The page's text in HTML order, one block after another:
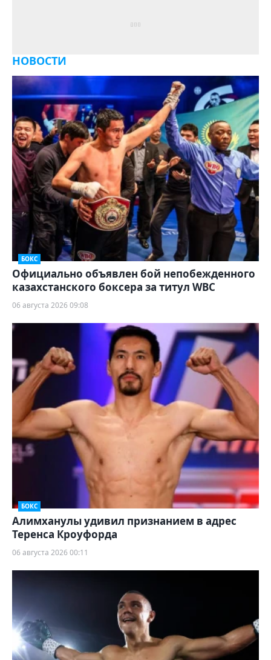
НОВОСТИ
БОКС
Официально объявлен бой непобежденного
казахстанского боксера за титул WBC
06 августа 2026 09:08
БОКС
Алимханулы удивил признанием в адрес
Теренса Кроуфорда
06 августа 2026 00:11